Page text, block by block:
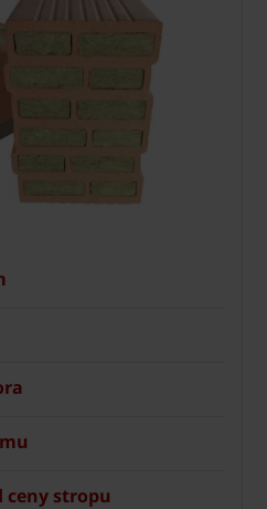
ceny stropu